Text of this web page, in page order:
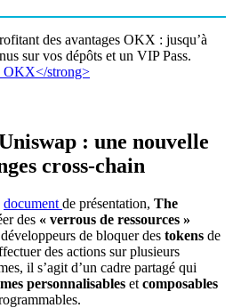
des avantages OKX : jusqu’à
sur vos dépôts et un VIP Pass.
: une nouvelle
cross-chain
document de présentation, The
des « verrous de ressources »
de bloquer des tokens de
des actions sur plusieurs
il s’agit d’un cadre partagé qui
personnalisables et composables